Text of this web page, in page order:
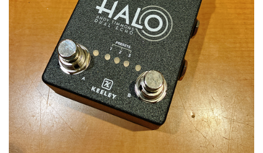
キーボード 電子ピアノ
管楽器 その他楽器
アンプ エフェクター
DJ機器 DTM